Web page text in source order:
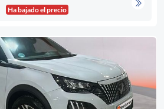
Ha bajado el precio